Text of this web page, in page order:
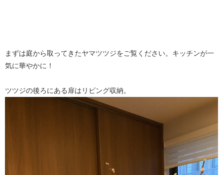
まずは庭から取ってきたヤマツツジをご覧ください。キッチンが一
気に華やかに！
ツツジの後ろにある扉はリビング収納。